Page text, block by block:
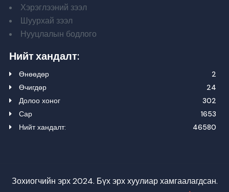
Хэрэглээний зээл
Шуурхай зээл
Нууцлалын бодлого
Нийт хандалт:
Өнөөдөр
2
Өчигдөр
24
Долоо хоног
302
Сар
1653
Нийт хандалт:
46580
Зохиогчийн эрх 2024. Бүх эрх хуулиар хамгаалагдсан.